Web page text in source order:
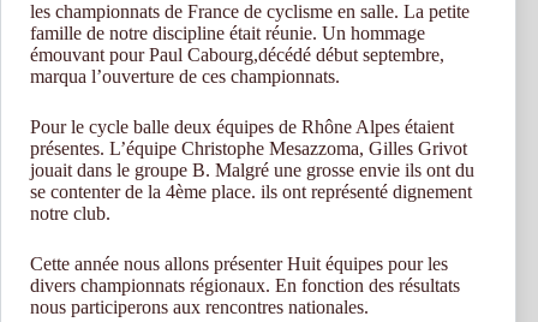
les championnats de France de cyclisme en salle. La petite
famille de notre discipline était réunie. Un hommage
émouvant pour Paul Cabourg,décédé début septembre,
marqua l’ouverture de ces championnats.
Pour le cycle balle deux équipes de Rhône Alpes étaient
présentes. L’équipe Christophe Mesazzoma, Gilles Grivot
jouait dans le groupe B. Malgré une grosse envie ils ont du
se contenter de la 4ème place. ils ont représenté dignement
notre club.
Cette année nous allons présenter Huit équipes pour les
divers championnats régionaux. En fonction des résultats
nous participerons aux rencontres nationales.